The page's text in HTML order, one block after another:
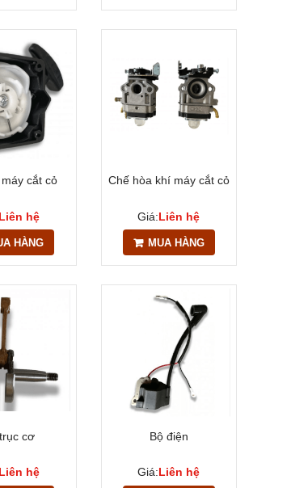
cắt cỏ
Liên hệ
HÀNG
Chế hòa khí máy cắt cỏ
Giá:Liên hệ
MUA HÀNG
cơ
Liên hệ
Bộ điện
Giá:Liên hệ